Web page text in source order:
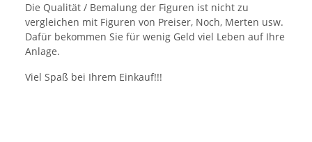
Die Qualität / Bemalung der Figuren ist nicht zu
vergleichen mit Figuren von Preiser, Noch, Merten usw.
Dafür bekommen Sie für wenig Geld viel Leben auf Ihre
Anlage.
Viel Spaß bei Ihrem Einkauf!!!